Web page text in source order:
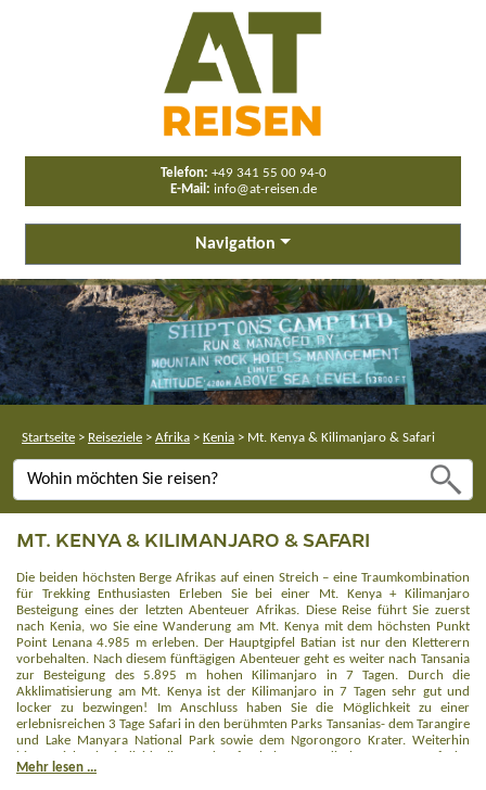
Telefon: +49 341 55 00 94-0
E-Mail: info@at-reisen.de
Navigation
Startseite > Reiseziele > Afrika > Kenia > Mt. Kenya & Kilimanjaro & Safari
MT. KENYA & KILIMANJARO & SAFARI
Die beiden höchsten Berge Afrikas auf einen Streich – eine Traumkombination
für Trekking Enthusiasten Erleben Sie bei einer Mt. Kenya + Kilimanjaro
Besteigung eines der letzten Abenteuer Afrikas. Diese Reise führt Sie zuerst
nach Kenia, wo Sie eine Wanderung am Mt. Kenya mit dem höchsten Punkt
Point Lenana 4.985 m erleben. Der Hauptgipfel Batian ist nur den Kletterern
vorbehalten. Nach diesem fünftägigen Abenteuer geht es weiter nach Tansania
zur Besteigung des 5.895 m hohen Kilimanjaro in 7 Tagen. Durch die
Akklimatisierung am Mt. Kenya ist der Kilimanjaro in 7 Tagen sehr gut und
locker zu bezwingen! Im Anschluss haben Sie die Möglichkeit zu einer
erlebnisreichen 3 Tage Safari in den berühmten Parks Tansanias- dem Tarangire
und Lake Manyara National Park sowie dem Ngorongoro Krater. Weiterhin
Trauminsel Sansibar an.
Mehr lesen ...